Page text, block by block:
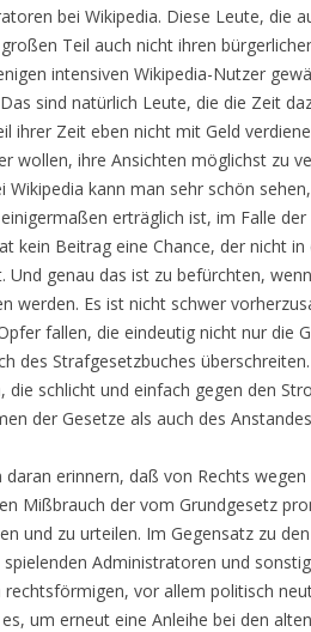
bei Wikipedia. Diese Leute, die
Teil auch nicht ihren
intensiven Wikipedia-Nutzer
sind natürlich Leute, die die Zeit
ihrer Zeit eben nicht mit Geld
wollen, ihre Ansichten möglichst zu
Wikipedia kann man sehr schön
erträglich ist, im Falle
kein Beitrag eine Chance, der nicht
Und genau das ist zu befürchten,
werden. Es ist nicht schwer
fallen, die eindeutig nicht nur die
des Strafgesetzbuches
die schlicht und einfach gegen den
der Gesetze als auch des
erinnern, daß von Rechts
Mißbrauch der vom Grundgesetz
und zu urteilen. Im Gegensatz zu
Administratoren und
vor allem politisch
um erneut eine Anleihe bei den